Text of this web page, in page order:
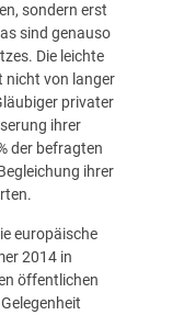
sondern erst
sind genauso
Die leichte
nicht von langer
privater
ihrer
der befragten
ihrer
europäische
2014 in
öffentlichen